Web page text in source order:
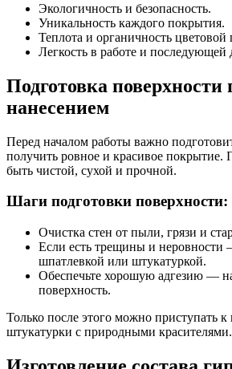
Экологичность и безопасность.
Уникальность каждого покрытия.
Теплота и органичность
Легкость в работе и последующей
Подготовка поверхности
нанесением
Перед началом работы важно
получить ровное и красивое покрытие.
быть чистой, сухой и прочной.
Шаги подготовки поверхности:
Очистка стен от пыли, грязи и
Если есть трещины и неровности
шпатлевкой или штукатуркой.
Обеспечьте хорошую адгезию —
поверхность.
Только после этого можно приступать
штукатурки с природными красителями.